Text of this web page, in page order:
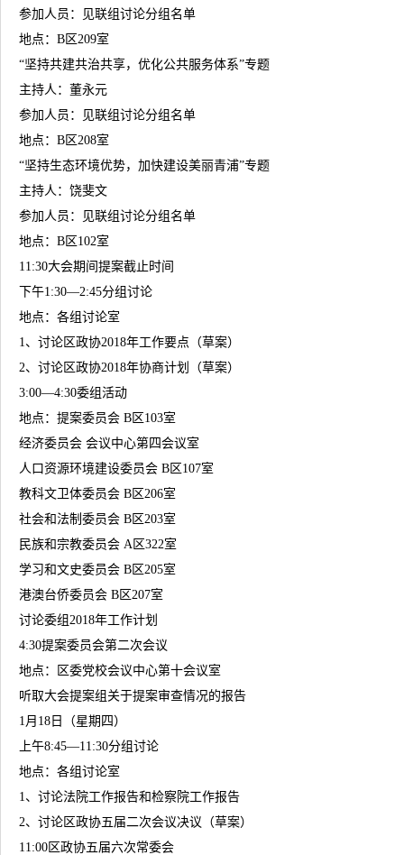
参加人员：见联组讨论分组名单
地点：B区209室
“坚持共建共治共享，优化公共服务体系”专题
主持人：董永元
参加人员：见联组讨论分组名单
地点：B区208室
“坚持生态环境优势，加快建设美丽青浦”专题
主持人：饶斐文
参加人员：见联组讨论分组名单
地点：B区102室
11:30大会期间提案截止时间
下午1:30—2:45分组讨论
地点：各组讨论室
1、讨论区政协2018年工作要点（草案）
2、讨论区政协2018年协商计划（草案）
3:00—4:30委组活动
地点：提案委员会 B区103室
经济委员会 会议中心第四会议室
人口资源环境建设委员会 B区107室
教科文卫体委员会 B区206室
社会和法制委员会 B区203室
民族和宗教委员会 A区322室
学习和文史委员会 B区205室
港澳台侨委员会 B区207室
讨论委组2018年工作计划
4:30提案委员会第二次会议
地点：区委党校会议中心第十会议室
听取大会提案组关于提案审查情况的报告
1月18日（星期四）
上午8:45—11:30分组讨论
地点：各组讨论室
1、讨论法院工作报告和检察院工作报告
2、讨论区政协五届二次会议决议（草案）
11:00区政协五届六次常委会